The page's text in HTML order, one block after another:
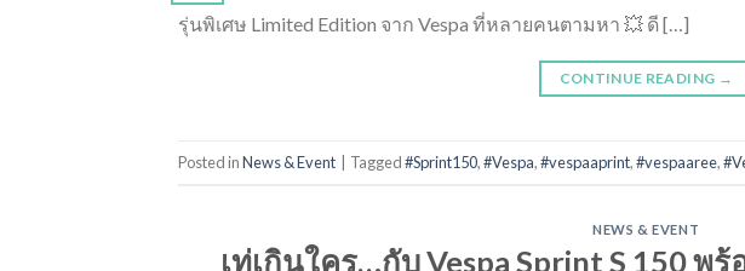
รุ่นพิเศษ Limited Edition จาก Vespa ที่หลายคนตามหา 💥 ดี […]
CONTINUE READING →
Posted inNews & Event Tagged#Sprint150,#Vespa,#vespaaprint,#vespaaree,
NEWS & EVENT
เท่เกินใคร…กับ Vespa Sprint S 150 พ